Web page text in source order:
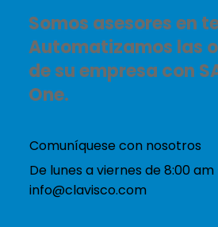
Somos asesores en
Automatizamos las
de su empresa con
One.
Comuníquese con nosotros
De lunes a viernes de 8:00
info@clavisco.com